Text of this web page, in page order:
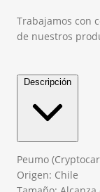
Trabajamos con
de nuestros
Descripción
Peumo
Origen: Chile